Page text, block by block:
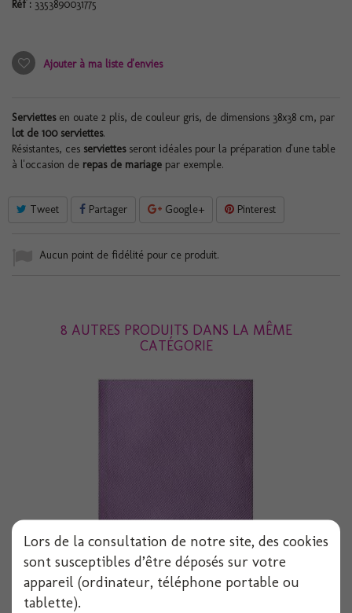
Réf : 3353890031775
Ajouter à ma liste d'envies
Serviettesen ouate 2 plis, de couleur gris, de dimensions 38x38 cm, par
lot de 100 serviettes.
Résistantes, ces serviettesseront idéales pour la préparation d'une table
à l'occasion de repas de mariage par exemple.
Tweet Partager Google+ Pinterest
Aucun point de fidélité pour ce produit.
8 AUTRES PRODUITS DANS LA MÊME
CATÉGORIE
Serviette voie seche 40x40 cm parme x50
Lors de la consultation de notre site, des cookies
sont susceptibles d’être déposés sur votre
appareil (ordinateur, téléphone portable ou
tablette).